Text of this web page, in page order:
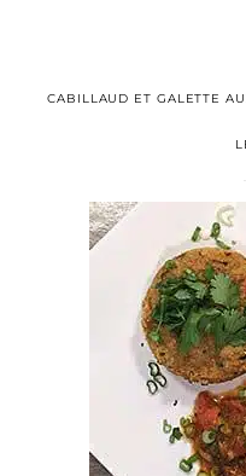
CABILLAUD ET GALETTE